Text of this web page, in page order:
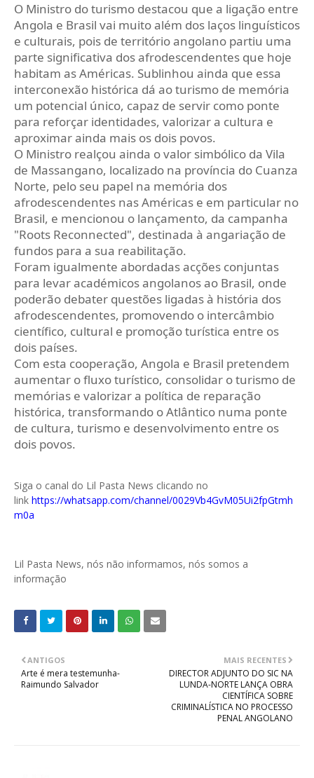
O Ministro do turismo destacou que a ligação entre
Angola e Brasil vai muito além dos laços linguísticos
e culturais, pois de território angolano partiu uma
parte significativa dos afrodescendentes que hoje
habitam as Américas. Sublinhou ainda que essa
interconexão histórica dá ao turismo de memória
um potencial único, capaz de servir como ponte
para reforçar identidades, valorizar a cultura e
aproximar ainda mais os dois povos.
O Ministro realçou ainda o valor simbólico da Vila
de Massangano, localizado na província do Cuanza
Norte, pelo seu papel na memória dos
afrodescendentes nas Américas e em particular no
Brasil, e mencionou o lançamento, da campanha
"Roots Reconnected", destinada à angariação de
fundos para a sua reabilitação.
Foram igualmente abordadas acções conjuntas
para levar académicos angolanos ao Brasil, onde
poderão debater questões ligadas à história dos
afrodescendentes, promovendo o intercâmbio
científico, cultural e promoção turística entre os
dois países.
Com esta cooperação, Angola e Brasil pretendem
aumentar o fluxo turístico, consolidar o turismo de
memórias e valorizar a política de reparação
histórica, transformando o Atlântico numa ponte
de cultura, turismo e desenvolvimento entre os
dois povos.
Siga o canal do Lil Pasta News clicando no
link https://whatsapp.com/channel/0029Vb4GvM05Ui2fpGtmh
m0a
Lil Pasta News, nós não informamos, nós somos a
informação
MAIS RECENTES
DIRECTOR ADJUNTO DO SIC NA
LUNDA-NORTE LANÇA OBRA
CIENTÍFICA SOBRE
CRIMINALÍSTICA NO PROCESSO
PENAL ANGOLANO
ANTIGOS
Arte é mera testemunha-
Raimundo Salvador